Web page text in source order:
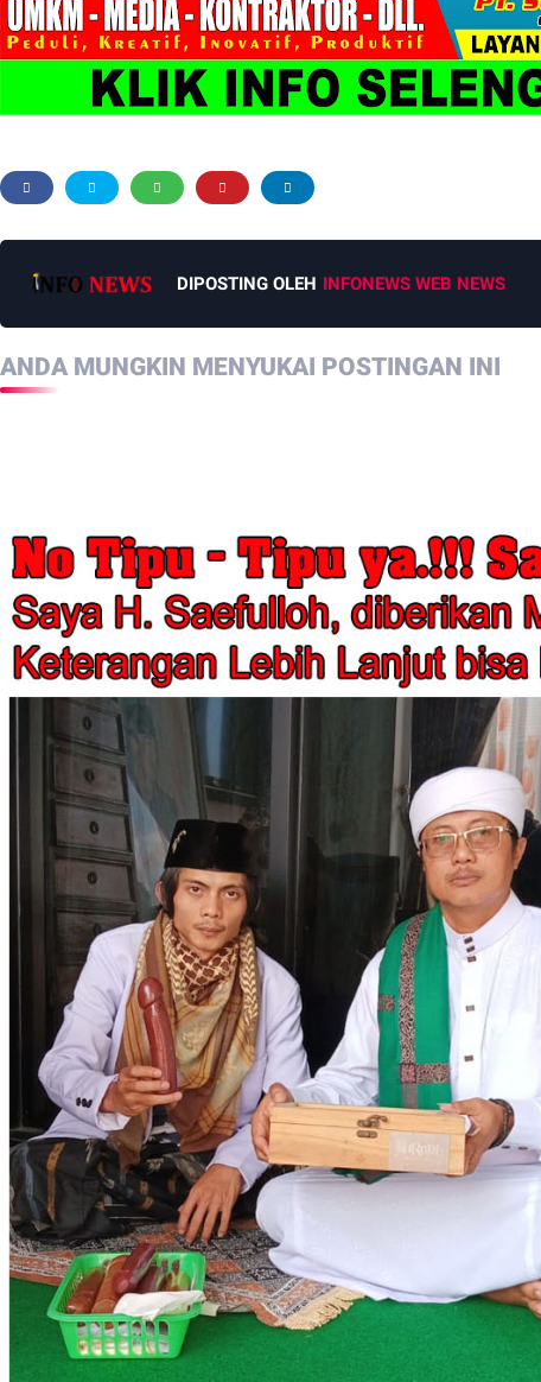
DIPOSTING OLEH INFONEWS WEB NEWS
ANDA MUNGKIN MENYUKAI POSTINGAN INI